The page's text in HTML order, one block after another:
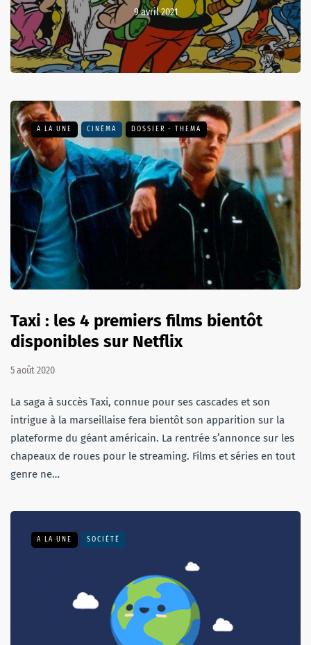
9 avril 2021
A LA UNE CINÉMA DOSSIER - THEMA
Taxi : les 4 premiers films bientôt
disponibles sur Netflix
5 août 2020
La saga à succès Taxi, connue pour ses cascades et son
intrigue à la marseillaise fera bientôt son apparition sur la
plateforme du géant américain. La rentrée s’annonce sur les
chapeaux de roues pour le streaming. Films et séries en tout
genre ne…
A LA UNE SOCIÉTÉ